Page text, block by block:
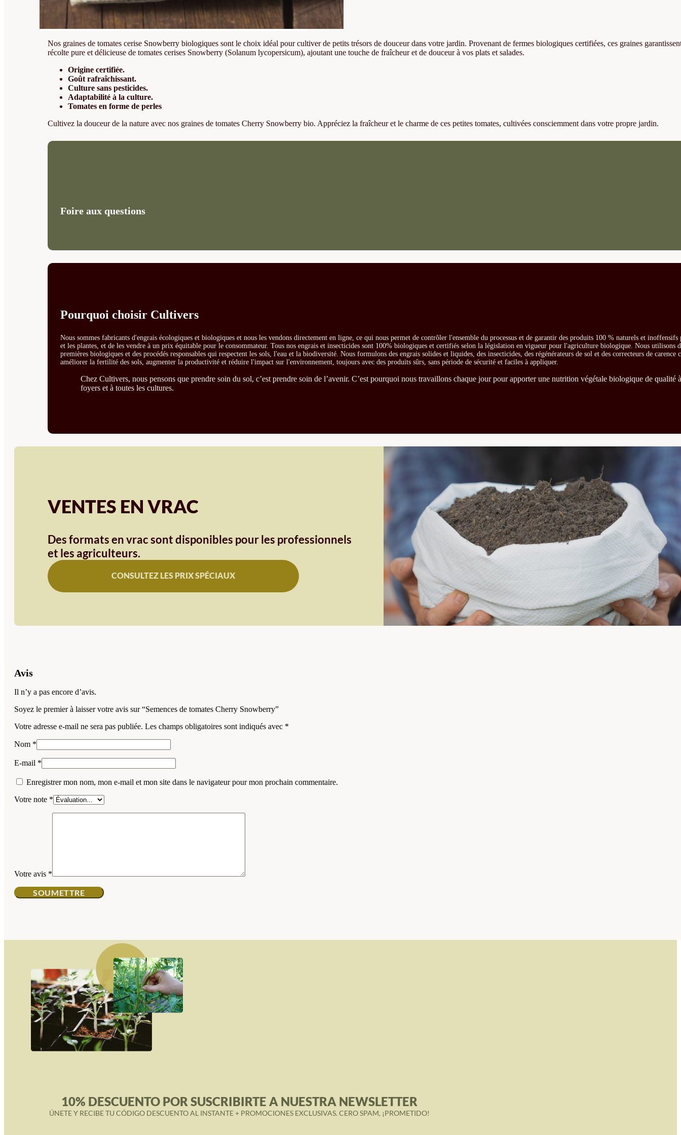
Nos graines de tomates cerise Snowberry biologiques sont le choix idéal pour cultiver de petits trésors de douceur dans votre jardin. Provenant de fermes biologiques certifiées, ces graines
récolte pure et délicieuse de tomates cerises Snowberry (Solanum lycopersicum), ajoutant une touche de fraîcheur et de douceur à vos plats et salades.
Origine certifiée.
Goût rafraîchissant.
Culture sans pesticides.
Adaptabilité à la culture.
Tomates en forme de perles
Cultivez la douceur de la nature avec nos graines de tomates Cherry Snowberry bio. Appréciez la fraîcheur et le charme de ces petites tomates, cultivées consciemment dans votre propre jardin.
Foire aux questions
Pourquoi choisir Cultivers
Nous sommes fabricants d'engrais écologiques et biologiques et nous les vendons directement en ligne, ce qui nous permet de contrôler l'ensemble du processus et de garantir des produits 100 % naturels et
et les plantes, et de les vendre à un prix équitable pour le consommateur. Tous nos engrais et insecticides sont 100% biologiques et certifiés selon la législation en vigueur pour l'agriculture biologique. Nous utilisons
premières biologiques et des procédés responsables qui respectent les sols, l'eau et la biodiversité. Nous formulons des engrais solides et liquides, des insecticides, des régénérateurs de sol et des correcteurs de carence
améliorer la fertilité des sols, augmenter la productivité et réduire l'impact sur l'environnement, toujours avec des produits sûrs, sans période de sécurité et faciles à appliquer.
Chez Cultivers, nous pensons que prendre soin du sol, c’est prendre soin de l’avenir. C’est pourquoi nous travaillons chaque jour pour apporter une nutrition végétale biologique de qualité
foyers et à toutes les cultures.
VENTES EN VRAC
Des formats en vrac sont disponibles pour les professionnels
et les agriculteurs.
CONSULTEZ LES PRIX SPÉCIAUX
Avis
Il n’y a pas encore d’avis.
Soyez le premier à laisser votre avis sur “Semences de tomates Cherry Snowberry”
Votre adresse e-mail ne sera pas publiée. Les champs obligatoires sont indiqués avec *
Nom *
E-mail *
Enregistrer mon nom, mon e-mail et mon site dans le navigateur pour mon prochain commentaire.
Votre note *
Votre avis *
10% DESCUENTO POR SUSCRIBIRTE A NUESTRA NEWSLETTER
ÚNETE Y RECIBE TU CÓDIGO DESCUENTO AL INSTANTE + PROMOCIONES EXCLUSIVAS. CERO SPAM, ¡PROMETIDO!